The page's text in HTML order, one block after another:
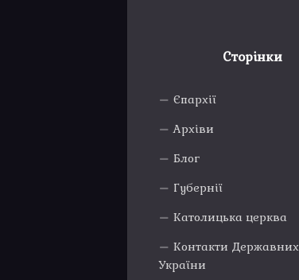
Сторінки
Єпархії
Архіви
Блог
Губернії
Католицька церква
Контакти Державних
України